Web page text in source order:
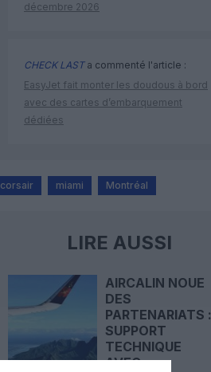
décembre 2026
CHECK LASTa commenté l'article :
EasyJet fait monter les doudous à bord
avec des cartes d’embarquement
dédiées
corsair miami Montréal
LIRE AUSSI
AIRCALIN NOUE
DES
PARTENARIATS :
SUPPORT
TECHNIQUE
AVEC...